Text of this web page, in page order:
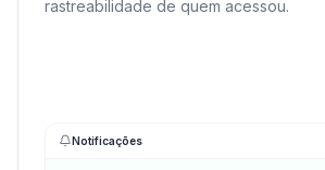
rastreabilidade de quem acessou.
Notificações